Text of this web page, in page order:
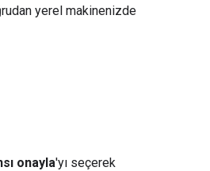
yerel makinenizde
onayla'yı seçerek